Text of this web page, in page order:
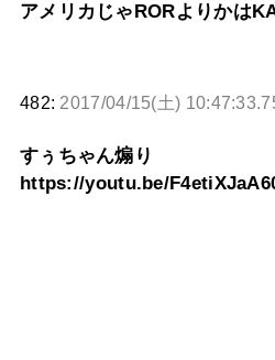
アメリカじゃRORよりかは
482: 2017/04/15(土)
すぅちゃん煽り
https://youtu.be/